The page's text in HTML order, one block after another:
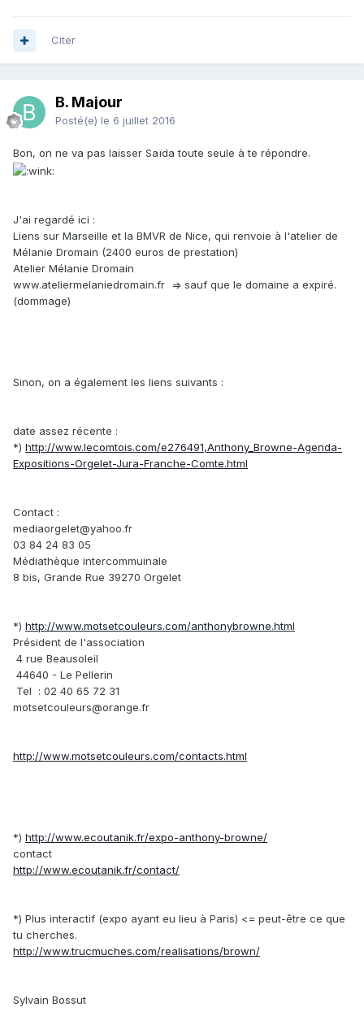
Citer
B. Majour
Posté(e) le 6 juillet 2016
Bon, on ne va pas laisser Saïda toute seule à te répondre.
J'ai regardé ici :
Liens sur Marseille et la BMVR de Nice, qui renvoie à l'atelier de
Mélanie Dromain (2400 euros de prestation)
Atelier Mélanie Dromain
www.ateliermelaniedromain.fr => sauf que le domaine a expiré.
(dommage)
Sinon, on a également les liens suivants :
date assez récente :
*) http://www.lecomtois.com/e276491,Anthony_Browne-Agenda-
Expositions-Orgelet-Jura-Franche-Comte.html
Contact :
mediaorgelet@yahoo.fr
03 84 24 83 05
Médiathèque intercommuinale
8 bis, Grande Rue 39270 Orgelet
*) http://www.motsetcouleurs.com/anthonybrowne.html
Président de l'association
4 rue Beausoleil
44640 - Le Pellerin
Tel : 02 40 65 72 31
motsetcouleurs@orange.fr
http://www.motsetcouleurs.com/contacts.html
*) http://www.ecoutanik.fr/expo-anthony-browne/
contact
http://www.ecoutanik.fr/contact/
*) Plus interactif (expo ayant eu lieu à Paris) <= peut-être ce que
tu cherches.
http://www.trucmuches.com/realisations/brown/
Sylvain Bossut